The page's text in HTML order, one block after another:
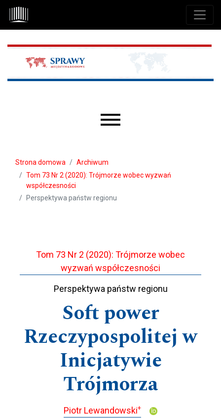
Przejdź do głównego menu
Przejdź do sekcji głównej
Przejdź do stopki
Strona domowa
Archiwum
Tom 73 Nr 2 (2020): Trójmorze wobec wyzwań
współczesności
Perspektywa państw regionu
Tom 73 Nr 2 (2020): Trójmorze wobec
wyzwań współczesności
Perspektywa państw regionu
Soft power
Rzeczypospolitej w
Inicjatywie
Trójmorza
Piotr Lewandowski+